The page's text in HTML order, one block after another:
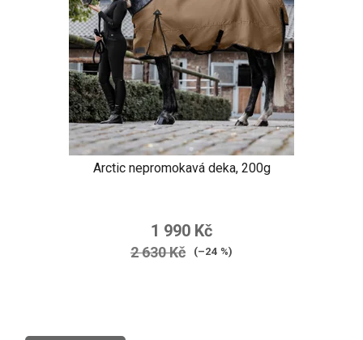
Arctic nepromokavá deka, 200g
1 990 Kč
2 630 Kč (–24 %)